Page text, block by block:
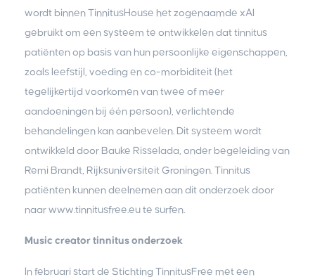
wordt binnen TinnitusHouse het zogenaamde xAI
gebruikt om een systeem te ontwikkelen dat tinnitus
patiënten op basis van hun persoonlijke eigenschappen,
zoals leefstijl, voeding en co-morbiditeit (het
tegelijkertijd voorkomen van twee of meer
aandoeningen bij één persoon), verlichtende
behandelingen kan aanbevelen. Dit systeem wordt
ontwikkeld door Bauke Risselada, onder begeleiding van
Remi Brandt, Rijksuniversiteit Groningen. Tinnitus
patiënten kunnen deelnemen aan dit onderzoek door
naar www.tinnitusfree.eu te surfen.
Music creator tinnitus onderzoek
In februari start de Stichting TinnitusFree met een